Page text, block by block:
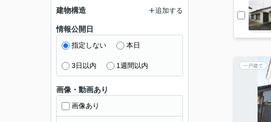
一戸建て
建物構造 追加する
情報公開日
指定しない 本日
3日以内 1週間以内
画像・動画あり
画像あり